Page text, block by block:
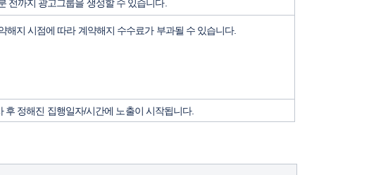
전까지 광고그룹을 생성할 수 있습니다.
지 시점에 따라 계약해지 수수료가 부과될 수 있습니다.
후 정해진 집행일자/시간에 노출이 시작됩니다.